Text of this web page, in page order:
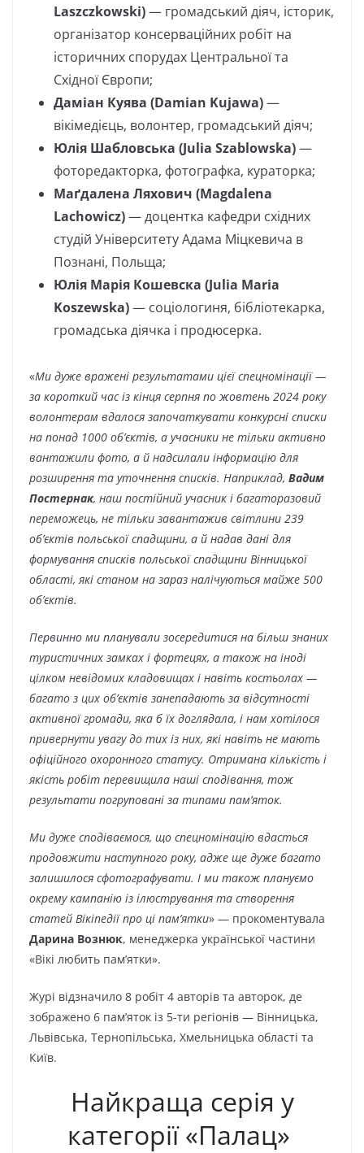
Laszczkowski)— громадський діяч, історик,
організатор консерваційних робіт на
історичних спорудах Центральної та
Східної Європи;
Даміан Куява (Damian Kujawa)—
вікімедієць, волонтер, громадський діяч;
Юлія Шабловська (Julia Szablowska)—
фоторедакторка, фотографка, кураторка;
Маґдалена Ляхович (Magdalena
Lachowicz)— доцентка кафедри східних
студій Університету Адама Міцкевича в
Познані, Польща;
Юлія Марія Кошевска (Julia Maria
Koszewska)— соціологиня, бібліотекарка,
громадська діячка і продюсерка.
«Ми дуже вражені результатами цієї спецномінації —
за короткий час із кінця серпня по жовтень 2024 року
волонтерам вдалося започаткувати конкурсні списки
на понад 1000 об’єктів, а учасники не тільки активно
вантажили фото, а й надсилали інформацію для
розширення та уточнення списків. Наприклад, Вадим
Постернак, наш постійний учасник і багаторазовий
переможець, не тільки завантажив світлини 239
об’єктів польської спадщини, а й надав дані для
формування списків польської спадщини Вінницької
області, які станом на зараз налічуються майже 500
об’єктів.
Первинно ми планували зосередитися на більш знаних
туристичних замках і фортецях, а також на іноді
цілком невідомих кладовищах і навіть костьолах —
багато з цих об’єктів занепадають за відсутності
активної громади, яка б їх доглядала, і нам хотілося
привернути увагу до тих із них, які навіть не мають
офіційного охоронного статусу. Отримана кількість і
якість робіт перевищила наші сподівання, тож
результати погруповані за типами пам’яток.
Ми дуже сподіваємося, що спецномінацію вдасться
продовжити наступного року, адже ще дуже багато
залишилося сфотографувати. І ми також плануємо
окрему кампанію із ілюстрування та створення
статей Вікіпедії про ці пам’ятки» — прокоментувала
Дарина Вознюк, менеджерка української частини
«Вікі любить пам’ятки».
Журі відзначило 8 робіт 4 авторів та авторок, де
зображено 6 пам’яток із 5-ти регіонів — Вінницька,
Львівська, Тернопільська, Хмельницька області та
Київ.
Найкраща серія у
категорії «Палац»